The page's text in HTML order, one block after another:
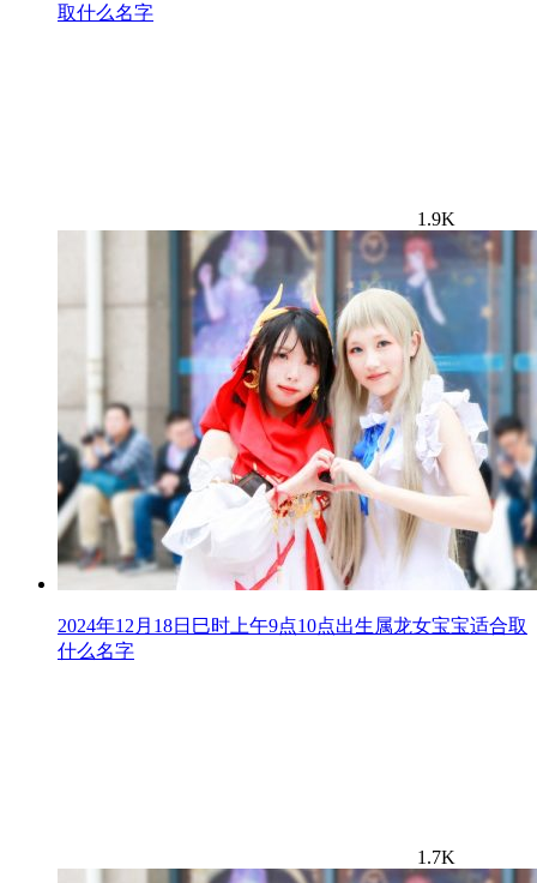
取什么名字
1.9K
2024年12月18日巳时上午9点10点出生属龙女宝宝适合取
什么名字
1.7K